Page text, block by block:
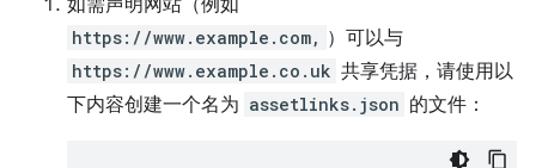
如需声明网站（例如
https://www.example.com, ）可以与
https://www.example.co.uk 共享凭据，请使用以
下内容创建一个名为 assetlinks.json 的文件：